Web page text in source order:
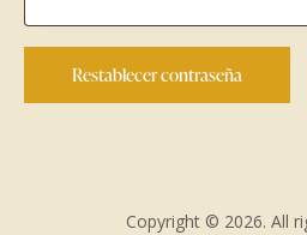
Restablecer contraseña
Copyright © 2026. All